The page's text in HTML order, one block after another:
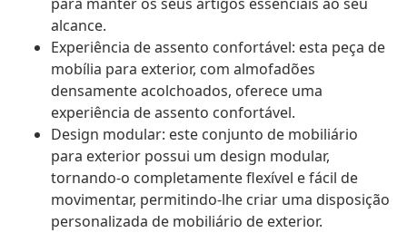
alcance.
Experiência de assento confortável: esta peça de
mobília para exterior, com almofadões
densamente acolchoados, oferece uma
experiência de assento confortável.
Design modular: este conjunto de mobiliário
para exterior possui um design modular,
tornando-o completamente flexível e fácil de
movimentar, permitindo-lhe criar uma disposição
personalizada de mobiliário de exterior.